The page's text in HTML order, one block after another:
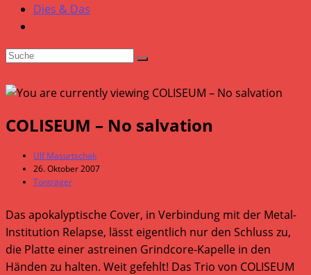
Dies & Das
COLISEUM – No salvation
Beitrags-
Autor:
Ulf Masurtschak
Beitrag
veröffentlicht:
26. Oktober 2007
Beitrags-
Tonträger
Das apokalyptische Cover, in Verbindung mit der Metal-
Institution Relapse, lässt eigentlich nur den Schluss zu,
die Platte einer astreinen Grindcore-Kapelle in den
Händen zu halten. Weit gefehlt! Das Trio von COLISEUM